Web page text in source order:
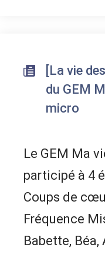
[La vie
du GEM
micro
Le GEM Ma
participé à 4
Coups de
Fréquence
Babette, Béa,